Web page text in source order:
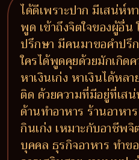
ได้ดีเพราะปาก มีเสน่ห์ท
พูด เข้าถึงจิตใจของผู้อื่
ปรึกษา มีคนมาขอคำปรึ
ใครได้พูดคุยด้วยมักเกิด
หาเงินเก่ง หาเงินได้หล
ติด ด้วยความที่มีอยู่ที่เส
ด้านทำอาหาร ร้านอาห
กินเก่ง เหมาะกับอาชีพ
บุคคล ธุรกิจอาหาร ทำ